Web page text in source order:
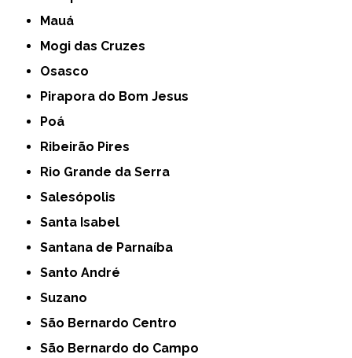
Mauá
Mogi das Cruzes
Osasco
Pirapora do Bom Jesus
Poá
Ribeirão Pires
Rio Grande da Serra
Salesópolis
Santa Isabel
Santana de Parnaíba
Santo André
Suzano
São Bernardo Centro
São Bernardo do Campo